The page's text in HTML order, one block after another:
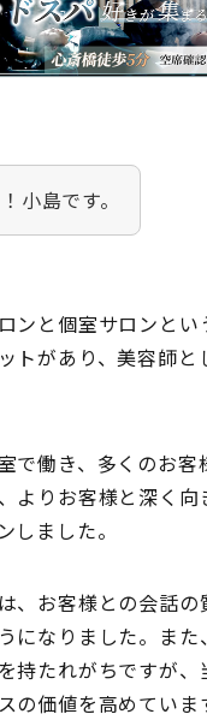
小島です。
ンと個室サロンと
トがあり、美容師
で働き、多くのお
よりお客様と深く向
しました。
、お客様との会話
になりました。ま
持たれがちですが
価値を高めていま